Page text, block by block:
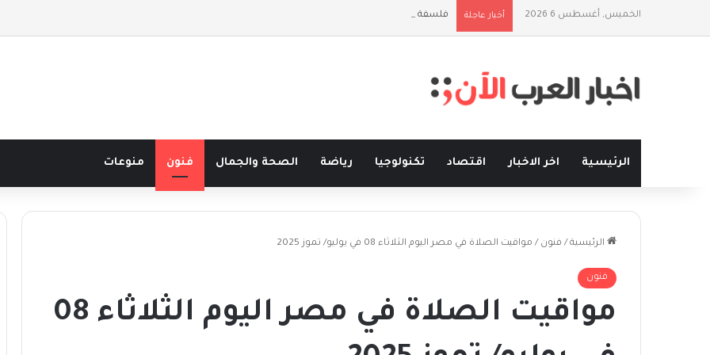
الخميس, أغسطس 6 2026 أخبار عاجلة فلسفة الخيط والموج: نصف قرن في مدرسة البحر مع غسان المزيدي
الرئيسية اخر الاخبار اقتصاد تكنولوجيا رياضة الصحة والجمال فنون منوعات
الرئيسية / فنون / مواقيت الصلاة في مصر اليوم الثلاثاء 08 في يوليو/ تموز 2025
فنون
مواقيت الصلاة في مصر اليوم الثلاثاء 08